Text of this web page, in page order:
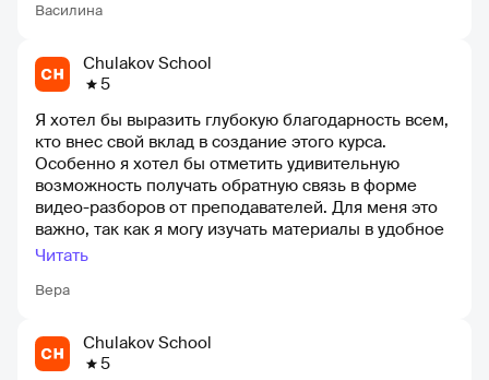
ответа. Разборы домашних работ проводились
всегда помогали мне максимально эффективно. В
результате, Школа дала мне ценные знания и
пригодились мне после окончания курса. Благодаря
дипломной работе и полученным знаниям на курсе,
я смогла выполнить тестовое задание от
работодателя и в данный момент прохожу
стажировку в студии дизайна. Личные встречи в
Студии, общение с кураторами и обратная связь
оказались самым эффективным способом начать
карьеру в дизайне всего за 5 месяцев
Василина
полезной информации и на финальном этапе у
выбрала именно этот курс!
Chulakov School
5
Вера
Я хотел бы выразить глубокую благодарность всем,
кто внес свой вклад в создание этого курса.
Особенно я хотел бы отметить удивительную
возможность получать обратную связь в форме
видео-разборов от преподавателей. Для меня это
важно, так как я могу изучать материалы в удобное
для себя время, не привязываясь к онлайн-
записей встреч, что обеспечивает дополнительную
Читать
Chulakov School
5